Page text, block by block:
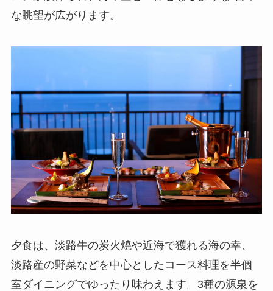
な眺望が広がります。
夕食は、淡路牛の炭火焼や近海で獲れる海の幸、
淡路産の野菜などを中心としたコース料理を半個
室ダイニングでゆったり味わえます。3種の源泉を